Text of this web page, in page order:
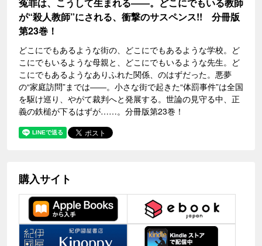
が“殺人教師”にされる、衝撃のサスペンス!! 分冊版
第23巻！
どこにでもあるような街の、どこにでもあるような学校。ど
こにでもいるような母親と、どこにでもいるような先生。ど
こにでもあるようなありふれた関係、のはずだった。悪夢
の“家庭訪問”までは――。小さな街で起きた“体罰事件”は全国
を駆け巡り、やがて裁判へと発展する。世論の見守る中、正
義の鉄槌が下るはずが……。分冊版第23巻！
購入サイト